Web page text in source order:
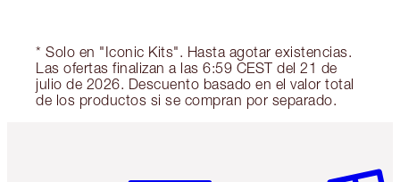
* Solo en "Iconic Kits". Hasta agotar existencias.
Las ofertas finalizan a las 6:59 CEST del 21 de
julio de 2026. Descuento basado en el valor total
de los productos si se compran por separado.